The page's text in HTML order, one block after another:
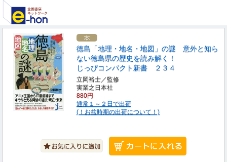
徳島「地理・地名・地図」の謎 意外と知ら
ない徳島県の歴史を読み解く！
じっぴコンパクト新書 ２３４
立岡裕士／監修
実業之日本社
880円
通常１～２日で出荷
(！お盆時期の出荷について！)